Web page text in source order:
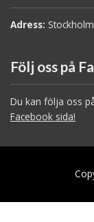
Adress:
Följ oss på
Du kan följa oss
Facebook sida!